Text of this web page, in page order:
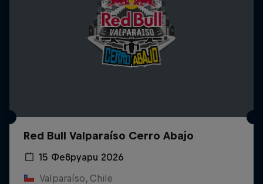
Red Bull Valparaíso Cerro Abajo
15 Февруари 2026
Valparaíso, Chile